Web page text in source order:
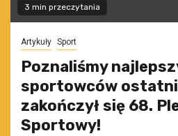
3 min przeczytania
Artykuły Sport
Poznaliśmy
sportowców
zakończył się 68.
Sportowy!